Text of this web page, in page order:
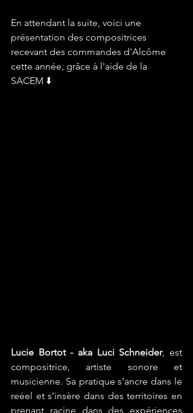
En attendant la suite, voici une
présentation des compositrices
recevant des commandes d'Alcôme
cette année, grâce à l'aide de la
SACEM ⬇️
Lucie Bortot - aka Luci Schneider, est
compositrice, artiste sonore et
musicienne. Sa pratique s’ancre dans le
reéel et s’insère dans des territoires en
prenant racine dans des expériences